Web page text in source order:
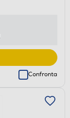
Confronta